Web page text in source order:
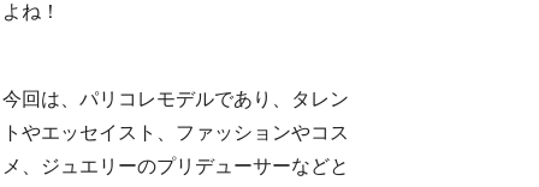
よね！
今回は、パリコレモデルであり、タレン
トやエッセイスト、ファッションやコス
メ、ジュエリーのプリデューサーなどと